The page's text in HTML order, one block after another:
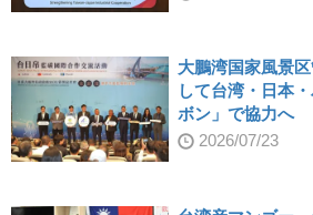
大鵬湾国家風景
して台湾・日本
ボン」で協力へ
2026/07/23